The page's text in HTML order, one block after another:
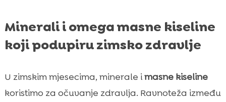
Minerali i omega masne kiseline
koji podupiru zimsko zdravlje
U zimskim mjesecima, minerale imasne kiseline
koristimo za očuvanje zdravlja. Ravnoteža između